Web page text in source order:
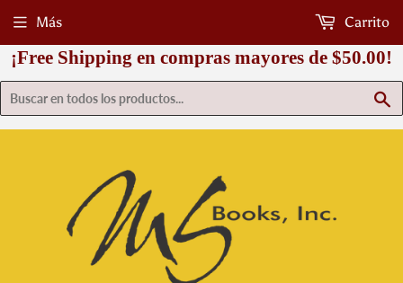
¡Free Shipping en compras mayores de $50.00!
Más Carrito